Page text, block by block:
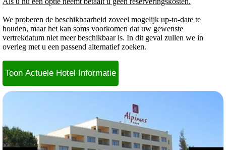
We proberen de beschikbaarheid zoveel mogelijk up-to-date te
houden, maar het kan soms voorkomen dat uw gewenste
vertrekdatum niet meer beschikbaar is. In dit geval zullen we in
overleg met u een passend alternatief zoeken.
Toon Actuele Hotel Informatie